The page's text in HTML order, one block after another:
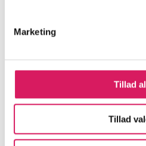
Marketing
Tillad
Tillad